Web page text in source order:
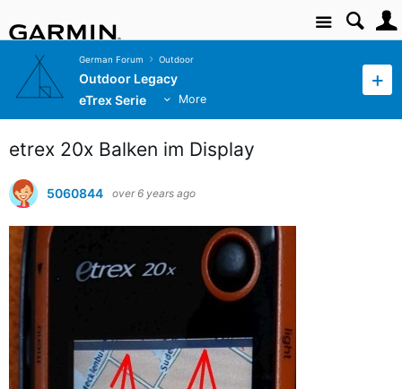
Site
German Forum Outdoor
Outdoor Legacy
eTrex Serie
More
etrex 20x Balken im Display
5060844 over 6 years ago